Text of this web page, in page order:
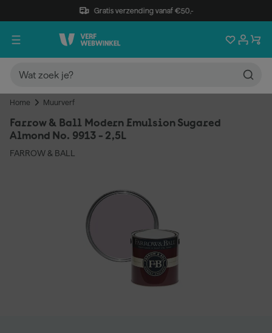
Gratis verzending vanaf €50,-
Home Muurverf
Farrow & Ball Modern Emulsion Sugared
Almond No. 9913 - 2,5L
FARROW & BALL